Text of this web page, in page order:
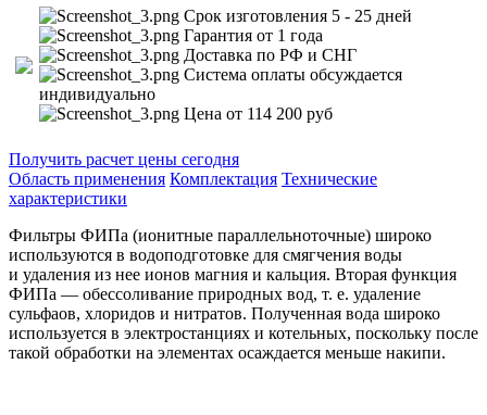
Срок изготовления 5 - 25 дней
Гарантия от 1 года
Доставка по РФ и СНГ
Система оплаты обсуждается
индивидуально
Цена от 114 200 руб
Получить расчет цены сегодня
Область применения Комплектация Технические
характеристики
Фильтры ФИПа (ионитные параллельноточные) широко
используются в водоподготовке для смягчения воды
и удаления из нее ионов магния и кальция. Вторая функция
ФИПа — обессоливание природных вод, т. е. удаление
сульфаов, хлоридов и нитратов. Полученная вода широко
используется в электростанциях и котельных, поскольку после
такой обработки на элементах осаждается меньше накипи.